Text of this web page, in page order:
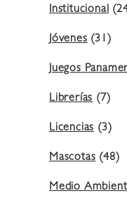
Institucional
Jóvenes(31)
Juegos
Librerías(7)
Licencias(3)
Mascotas(48)
Medio